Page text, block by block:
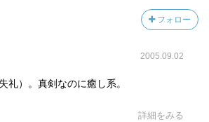
フォロー
2005.09.02
礼）。真剣なのに癒し系。
詳細をみる